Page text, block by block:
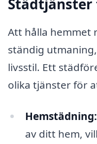
Att hålla hemmet
ständig
livsstil. Ett
olika tjänster för
Hemstädning:
av ditt hem,